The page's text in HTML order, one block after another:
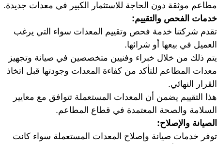
مطاعم موثقة دون الحاجة للاستثمار الكبير في معدات جديدة.
خدمات الفحص والتقييم:
تقدم شركتنا خدمة فحص وتقييم المعدات سواء التي يرغب
العميل في بيعها أو شرائها.
يتم ذلك من خلال خبراء وفنيين متخصصين في صيانة وتجهيز
معدات المطاعم للتأكد من كفاءة المعدات وجودتها قبل اتخاذ
القرار النهائي.
هذا التقييم يضمن أن المعدات المستعملة تتوافق مع معايير
السلامة والصحة المعتمدة في قطاع المطاعم.
الصيانة والإصلاح:
توفر خدمات صيانة وإصلاح المعدات المستعملة سواء كانت